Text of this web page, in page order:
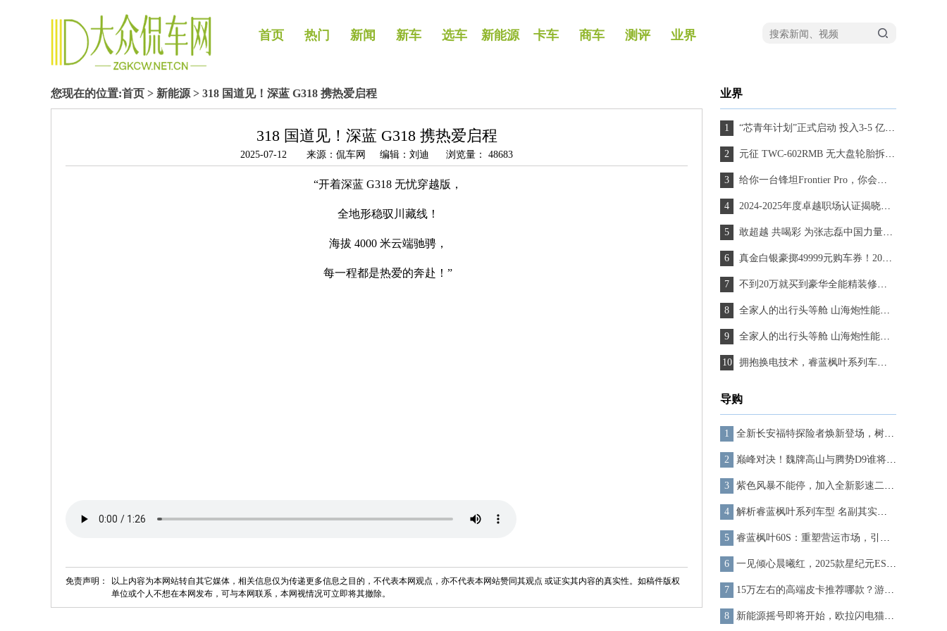
首页 热门 新闻 新车 选车 新能源 卡车 商车 测评 业界
您现在的位置:首页 > 新能源 > 318 国道见！深蓝 G318 携热爱启程
318 国道见！深蓝 G318 携热爱启程
2025-07-12 来源：侃车网 编辑：刘迪 浏览量： 48683
“开着深蓝 G318 无忧穿越版，
全地形稳驭川藏线！
海拔 4000 米云端驰骋，
每一程都是热爱的奔赴！”
免责声明：
以上内容为本网站转自其它媒体，相关信息仅为传递更多信息之目的，不代表本网观点，亦不代表本网站赞同其观点 或证实其内容的真实性。如稿件版权
单位或个人不想在本网发布，可与本网联系，本网视情况可立即将其撤除。
业界
“芯青年计划”正式启动 投入3-5 亿元专项资金，以真实产业场景托举青年梦想
元征 TWC-602RMB 无大盘轮胎拆装机：重塑汽修作业的专业标杆
给你一台锋坦Frontier Pro，你会选择燃油版 or PHEV？
2024-2025年度卓越职场认证揭晓，Aurobay凭实力上榜
敢超越 共喝彩 为张志磊中国力量喝彩 赢星途揽月C-DM使用权
真金白银豪掷49999元购车券！2024款艾瑞泽5就是今冬温暖无忧出行超值首选
不到20万就买到豪华全能精装修版Model Y？ 岚图知音17.99万起，上市即交付！
全家人的出行头等舱 山海炮性能版带你欢度团圆好时光
全家人的出行头等舱 山海炮性能版带你欢度团圆好时光
拥抱换电技术，睿蓝枫叶系列车型大获成功
导购
全新长安福特探险者焕新登场，树立户外野营车型新标杆
巅峰对决！魏牌高山与腾势D9谁将摘得豪华MPV‘金牌’桂冠？
紫色风暴不能停，加入全新影速二创大赛，赢大疆无人机
解析睿蓝枫叶系列车型 名副其实的换电先锋
睿蓝枫叶60S：重塑营运市场，引领高效换电新风尚
一见倾心晨曦红，2025款星纪元ES官图正式发布，7月19日开启预售
15万左右的高端皮卡推荐哪款？游骑侠安全成绩满分
新能源摇号即将开始，欧拉闪电猫持续开大，想买车的看这里！